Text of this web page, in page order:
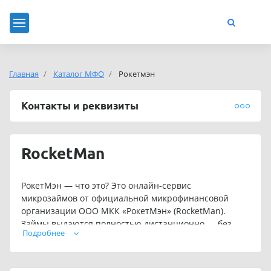
Главная Каталог МФО Рокетмэн
Контакты и реквизиты
RocketMan
РокетМэн — что это? Это онлайн-сервис
микрозаймов от официальной микрофинансовой
организации ООО МКК «РокетМэн» (RocketMan).
Займы выдаются полностью дистанционно — без
визита в офис, только через сайт. Официальный сайт
Подробнее